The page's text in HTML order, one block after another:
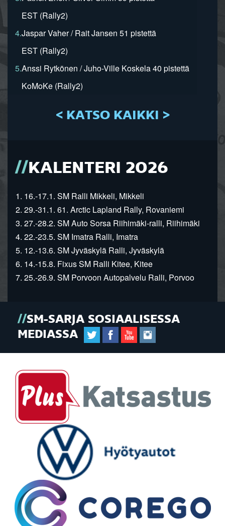
EST (Rally2)
4.Jaspar Vaher / Rait Jansen 51 pistettä
EST (Rally2)
5.Anssi Rytkönen / Juho-Ville Koskela 40 pistettä
KoMoKe (Rally2)
< KATSO KAIKKI >
KALENTERI 2026
1. 16.-17.1. SM Ralli Mikkeli, Mikkeli
2. 29.-31.1. 61. Arctic Lapland Rally, Rovaniemi
3. 27.-28.2. SM Auto Sorsa Riihimäki-ralli, Riihimäki
4. 22.-23.5. SM Imatra Ralli, Imatra
5. 12.-13.6. SM Jyväskylä Ralli, Jyväskylä
6. 14.-15.8. Fixus SM Ralli Kitee, Kitee
7. 25.-26.9. SM Porvoon Autopalvelu Ralli, Porvoo
SM-SARJA SOSIAALISESSA
MEDIASSA